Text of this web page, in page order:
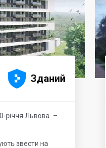




 Зданий
річчя Львова –
звести на